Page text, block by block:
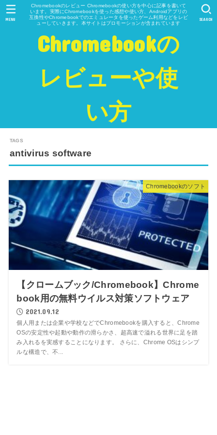
Chromebookのレビュー Chromebookの使い方を中心に記事を書いて
います。実際にChromebookを使った感想や使い方、Androidアプリの
互換性やChromebookでのエミュレータを使ったゲーム利用などをレビ
ューしていきます。本サイトはプロモーションが含まれています
Chromebookの
レビューや使
い方
SEARCH
MENU
antivirus software
Chromebookのソフト
【クロームブック/Chromebook】Chrome
book用の無料ウイルス対策ソフトウェア
2021.09.12
個人用または企業や学校などでChromebookを購入すると、Chrome
OSの安定性や起動や動作の滑らかさ、超高速で溢れる世界に足を踏
み入れるを実感することになります。 さらに、Chrome OSはシンプ
ルな構造で、不...